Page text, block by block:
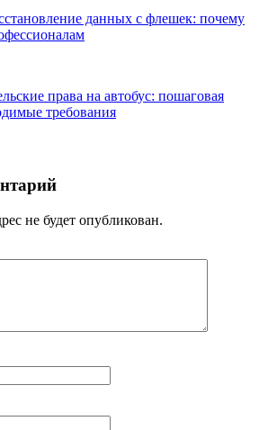
данных с флешек: почему
права на автобус: пошаговая
требования
не будет опубликован.